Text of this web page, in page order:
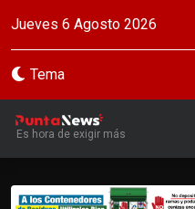
Jueves 6 Agosto 2026
Tema
Es hora de exigir más